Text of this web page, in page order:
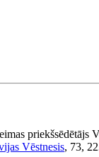
priekšsēdētājs
Vēstnesis, 73,